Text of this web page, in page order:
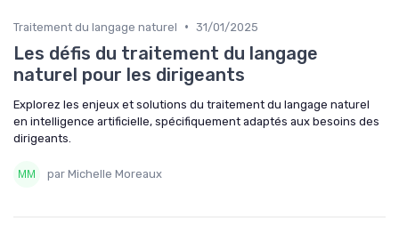
Traitement du langage naturel • 31/01/2025
Les défis du traitement du langage
naturel pour les dirigeants
Explorez les enjeux et solutions du traitement du langage naturel
en intelligence artificielle, spécifiquement adaptés aux besoins des
dirigeants.
par Michelle Moreaux